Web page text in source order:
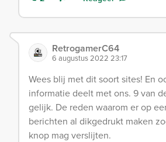
RetrogamerC64
6 augustus 2022 23:17
Wees blij met dit soort sites! En
informatie deelt met ons. 9 van
gelijk. De reden waarom er op
berichten al dikgedrukt maken
knop mag verslijten.